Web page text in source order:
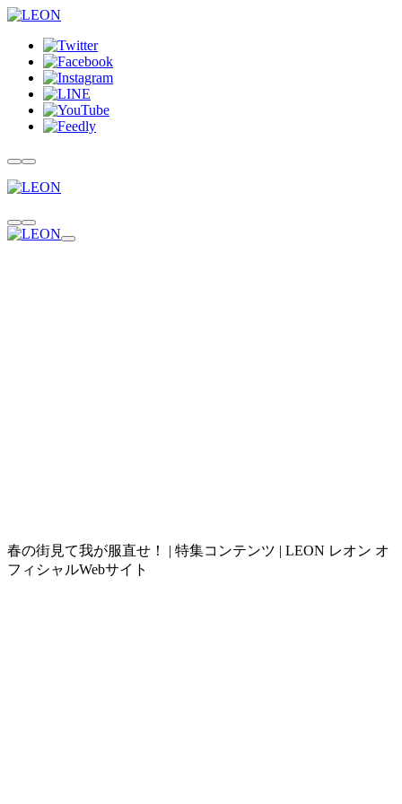
春の街見て我が服直せ！ | 特集コンテンツ | LEON レオン オ
フィシャルWebサイト